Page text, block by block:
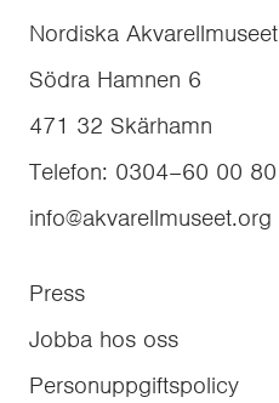
Nordiska Akvarellmuseet
Södra Hamnen 6
471 32 Skärhamn
Telefon: 0304–60 00 80
info@akvarellmuseet.org
Press
Jobba hos oss
Personuppgiftspolicy